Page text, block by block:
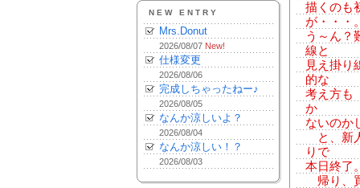
NEW ENTRY
Mrs.Donut
2026/08/07 New!
仕様変更
2026/08/06
完成しちゃったねー♪
2026/08/05
なんか涼しいよ？
2026/08/04
なんか涼しい！？
2026/08/03
描くのも
が・・・
う～ん？
線と
見え掛り
的な
考え方も
か
ないのか
と、新
りで
本日終了
帰り、